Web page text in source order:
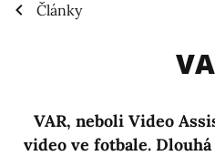
Články
VAR, neboli Video
video ve fotbale.